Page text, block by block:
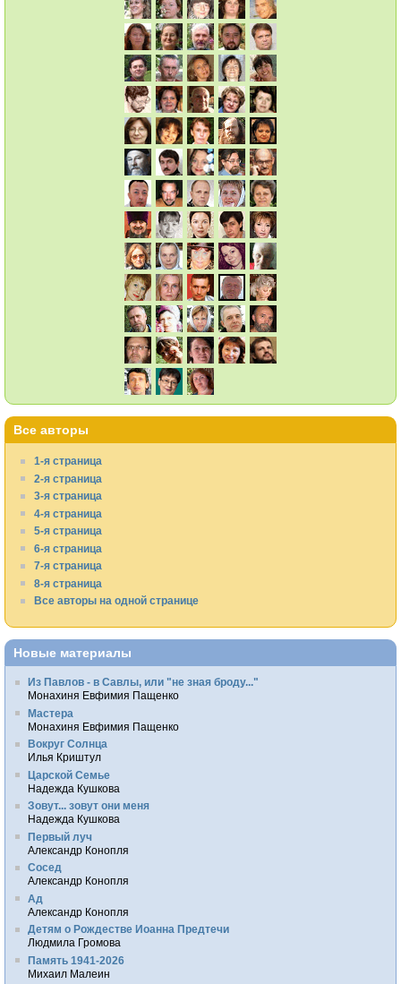
Все авторы
1-я страница
2-я страница
3-я страница
4-я страница
5-я страница
6-я страница
7-я страница
8-я страница
Все авторы на одной странице
Новые материалы
Из Павлов - в Савлы, или "не зная броду..."
Монахиня Евфимия Пащенко
Мастера
Монахиня Евфимия Пащенко
Вокруг Солнца
Илья Криштул
Царской Семье
Надежда Кушкова
Зовут... зовут они меня
Надежда Кушкова
Первый луч
Александр Конопля
Сосед
Александр Конопля
Ад
Александр Конопля
Детям о Рождестве Иоанна Предтечи
Людмила Громова
Память 1941-2026
Михаил Малеин